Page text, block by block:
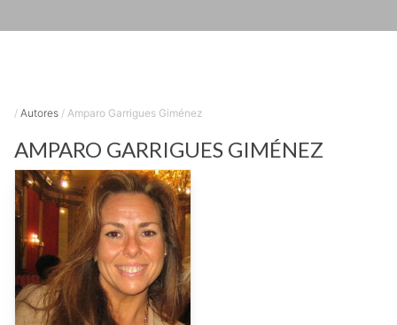
/ Autores / Amparo Garrigues Giménez
AMPARO GARRIGUES GIMÉNEZ